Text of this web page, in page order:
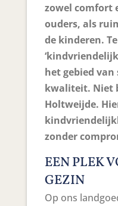
zowel comfort
ouders, als
de kinderen.
het gebied
kwaliteit. Niet
Holtweijde.
zonder
EEN PLEK
GEZIN
Op ons